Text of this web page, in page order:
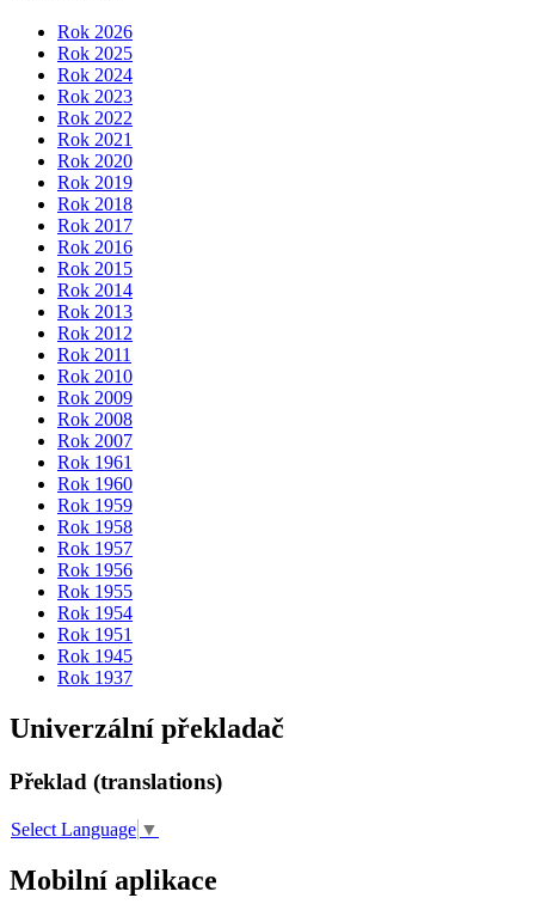
Rok 2026
Rok 2025
Rok 2024
Rok 2023
Rok 2022
Rok 2021
Rok 2020
Rok 2019
Rok 2018
Rok 2017
Rok 2016
Rok 2015
Rok 2014
Rok 2013
Rok 2012
Rok 2011
Rok 2010
Rok 2009
Rok 2008
Rok 2007
Rok 1961
Rok 1960
Rok 1959
Rok 1958
Rok 1957
Rok 1956
Rok 1955
Rok 1954
Rok 1951
Rok 1945
Rok 1937
Univerzální překladač
Překlad (translations)
Select Language ▼
Mobilní aplikace